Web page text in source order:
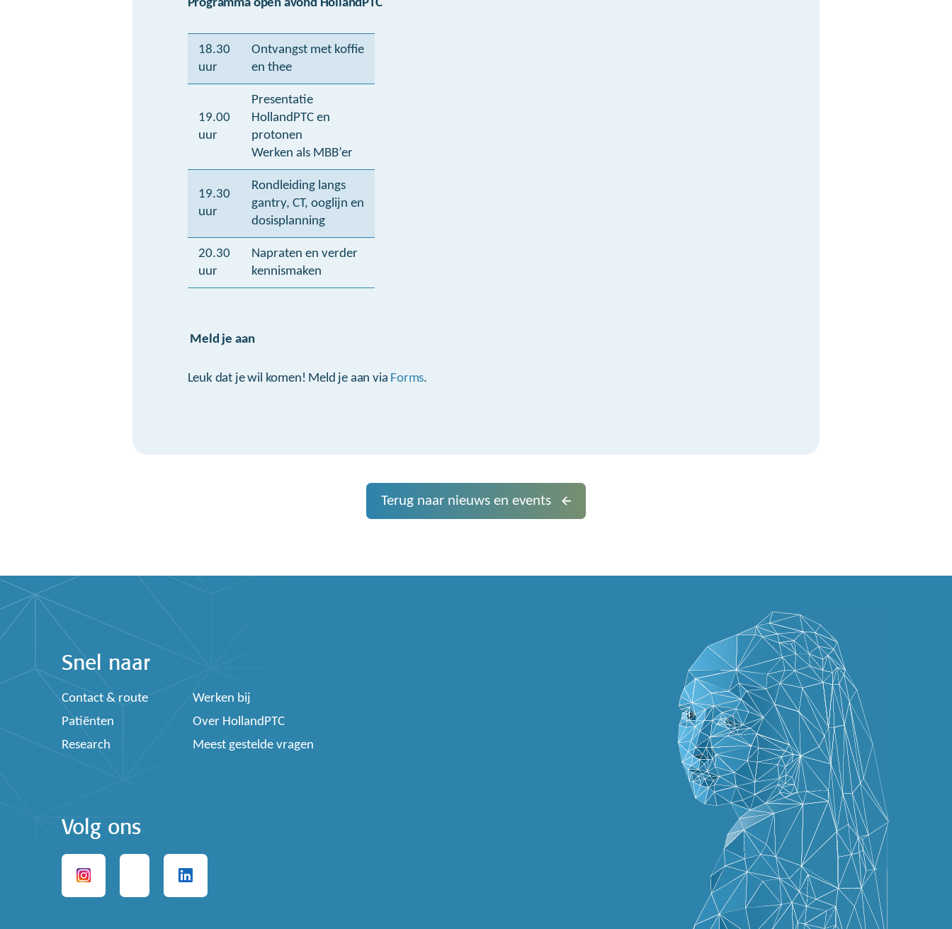
Programma open avond HollandPTC
18.30
uur
Ontvangst met koffie
en thee
19.00
uur
Presentatie
HollandPTC en
protonen
Werken als MBB’er
19.30
uur
Rondleiding langs
gantry, CT, ooglijn en
dosisplanning
20.30
uur
Napraten en verder
kennismaken
Meld je aan
Leuk dat je wil komen! Meld je aan via Forms.
Terug naar nieuws en events
Snel naar
Contact & route
Werken bij
Patiënten
Over HollandPTC
Research
Meest gestelde vragen
Volg ons